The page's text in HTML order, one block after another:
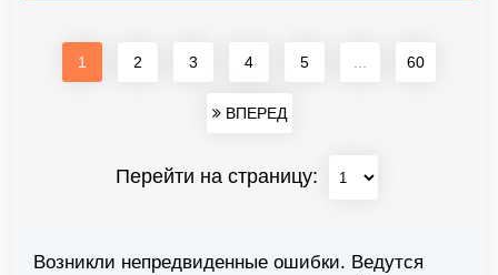
1 2 3 4 5 60
ВПЕРЕД
Перейти на страницу:
Возникли непредвиденные ошибки. Ведутся